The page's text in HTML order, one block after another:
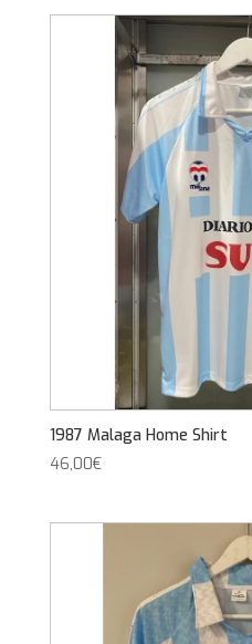
1987 Malaga Home Shirt
46,00€